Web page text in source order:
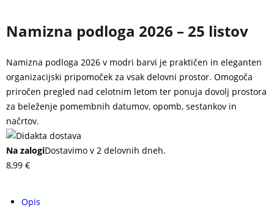
Namizna podloga 2026 – 25 listov
Namizna podloga 2026 v modri barvi je praktičen in eleganten
organizacijski pripomoček za vsak delovni prostor. Omogoča
priročen pregled nad celotnim letom ter ponuja dovolj prostora
za beleženje pomembnih datumov, opomb, sestankov in
načrtov.
Na zalogiDostavimo v 2 delovnih dneh.
8,99 €
Opis